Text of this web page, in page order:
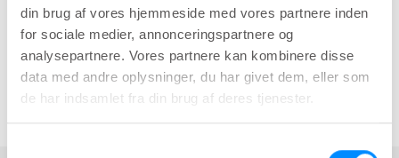
din brug af vores hjemmeside med vores partnere inden
for sociale medier, annonceringspartnere og
analysepartnere. Vores partnere kan kombinere disse
data med andre oplysninger, du har givet dem, eller som
de har indsamlet fra din brug af deres tjenester.
Del